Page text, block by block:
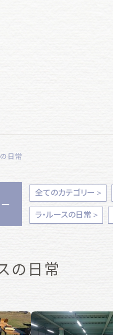
日常
全てのカテゴリー
ラ・ルースの日常
の日常